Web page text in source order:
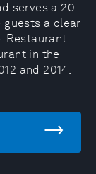
serves a 20-
guests a clear
Restaurant
in the
and 2014.